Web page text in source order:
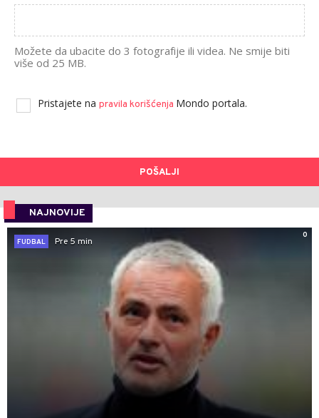
Možete da ubacite do 3 fotografije ili videa. Ne smije biti
više od 25 MB.
Pristajete na pravila korišćenja Mondo portala.
POŠALJI
NAJNOVIJE
0
FUDBAL
Pre 5 min